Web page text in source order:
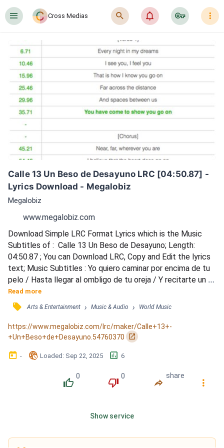
󰍜 Cross Medias 󰍉 󰂜 󰷖 󰇙
Calle 13 Un Beso de Desayuno LRC [04:50.87] -
Lyrics Download - Megalobiz
Megalobiz
www.megalobiz.com
Download Simple LRC Format Lyrics which is the Music
Subtitles of :  Calle 13 Un Beso de Desayuno; Length:
04:50.87 ; You can Download LRC, Copy and Edit the lyrics
text; Music Subtitles : Yo quiero caminar por encima de tu
pelo / Hasta llegar al ombligo de tu oreja / Y recitarte un
poquito de cosquillas / Y regalarte una sabana de almejas /
Darte un beso de desayuno / Para irnos volando hasta
Neptuno / Si hace frio te caliento con una sopa de /
Amapolas / Y con un fricase de acerolas / Quiero c...
Read more
󰓹 Arts & Entertainment › Music & Audio › World Music
https://www.megalobiz.com/lrc/maker/Calle+13+-
+Un+Beso+de+Desayuno.54760370
󰏌
󰃶 - 󱉊 Loaded: Sep 22, 2025 󱕎 6
󰔔
0
󰔒
0
󰤲
share
󰇙
Show service